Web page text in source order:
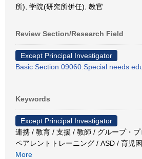
所), 学院(研究所併任), 教官
Review Section/Research Field
Except Principal Investigator
Basic Section 09060:Special needs
Keywords
Except Principal Investigator
連携 / 教育 / 支援 / 教師 / グループ・
ペアレントトレーニング / ASD / 育児
More